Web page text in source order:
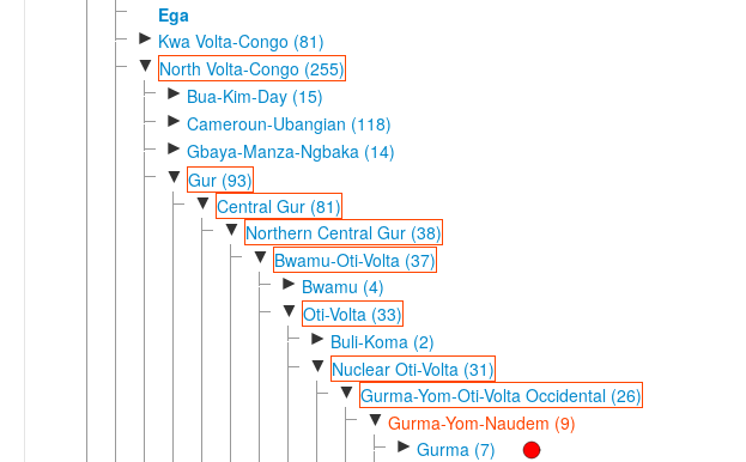
Ega
► Kwa Volta-Congo (81)
▼ North Volta-Congo (255)
► Bua-Kim-Day (15)
► Cameroun-Ubangian (118)
► Gbaya-Manza-Ngbaka (14)
▼ Gur (93)
▼ Central Gur (81)
▼ Northern Central Gur (38)
▼ Bwamu-Oti-Volta (37)
► Bwamu (4)
▼ Oti-Volta (33)
► Buli-Koma (2)
▼ Nuclear Oti-Volta (31)
▼ Gurma-Yom-Oti-Volta Occidental (26)
▼ Gurma-Yom-Naudem (9)
► Gurma (7)